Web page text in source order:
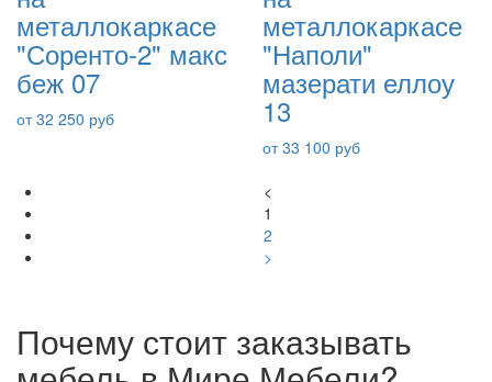
металлокаркасе
"Соренто-2" макс
беж 07
от 32 250 руб
металлокаркасе
"Наполи"
мазерати еллоу
13
от 33 100 руб
<
1
2
>
Почему стоит заказывать